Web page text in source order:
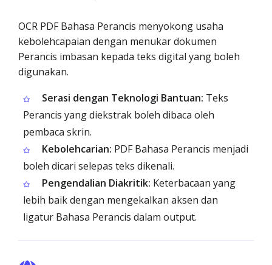
OCR PDF Bahasa Perancis menyokong usaha
kebolehcapaian dengan menukar dokumen
Perancis imbasan kepada teks digital yang boleh
digunakan.
Serasi dengan Teknologi Bantuan: Teks
Perancis yang diekstrak boleh dibaca oleh
pembaca skrin.
Kebolehcarian: PDF Bahasa Perancis menjadi
boleh dicari selepas teks dikenali.
Pengendalian Diakritik: Keterbacaan yang
lebih baik dengan mengekalkan aksen dan
ligatur Bahasa Perancis dalam output.